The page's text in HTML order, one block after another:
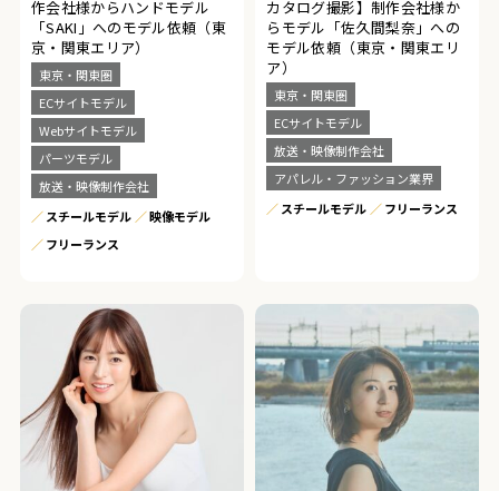
作会社様からハンドモデル
「SAKI」へのモデル依頼（東
京・関東エリア）
東京・関東圏
ECサイトモデル
Webサイトモデル
パーツモデル
放送・映像制作会社
スチールモデル
映像モデル
フリーランス
カタログ撮影】制作会社様か
らモデル「佐久間梨奈」への
モデル依頼（東京・関東エリ
ア）
東京・関東圏
ECサイトモデル
放送・映像制作会社
アパレル・ファッション業界
スチールモデル
フリーランス